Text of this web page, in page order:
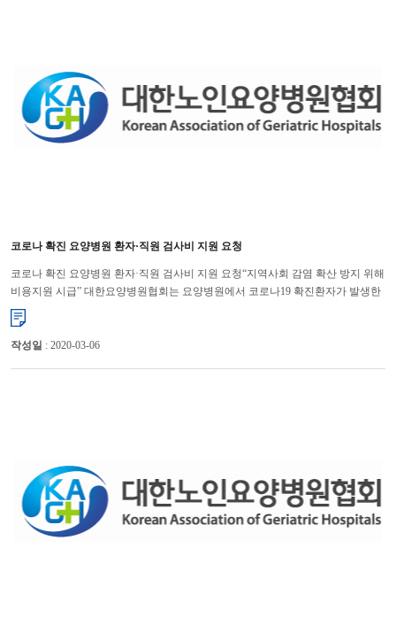
코로나 확진 요양병원 환자·직원 검사비 지원 요청
코로나 확진 요양병원 환자·직원 검사비 지원 요청“지역사회 감염 확산 방지 위해
비용지원 시급” 대한요양병원협회는 요양병원에서 코로나19 확진환자가 발생한
경우 환자와 병원 직원들의 추가 감염 여부를 확인하기 �...
작성일 : 2020-03-06